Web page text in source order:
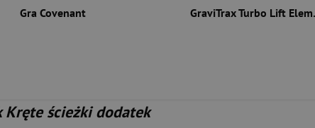
Gra Covenant
Kręte ścieżki dodatek